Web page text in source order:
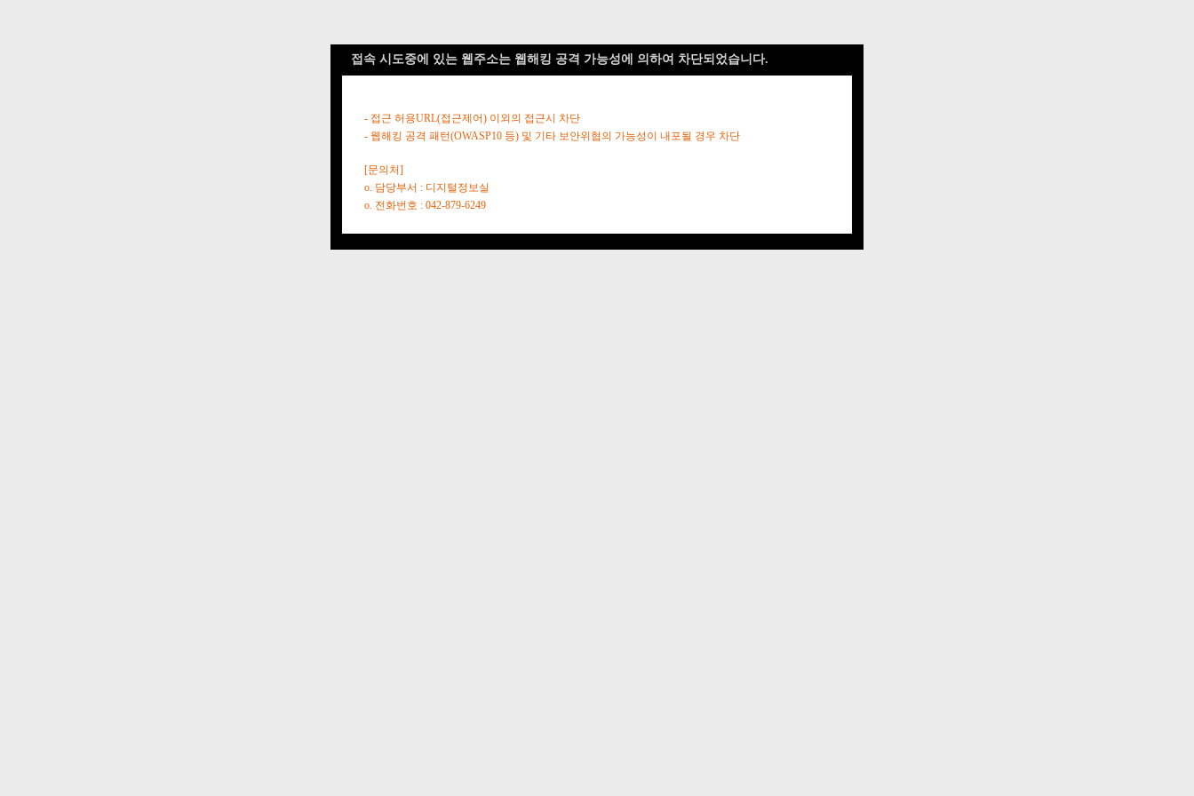
접속 시도중에 있는 웹주소는 웹해킹 공격 가능성에 의하여 차단되었습니다.
- 접근 허용URL(접근제어) 이외의 접근시 차단
- 웹해킹 공격 패턴(OWASP10 등) 및 기타 보안위협의 가능성이 내포될 경우 차단
[문의처]
o. 담당부서 : 디지털정보실
o. 전화번호 : 042-879-6249